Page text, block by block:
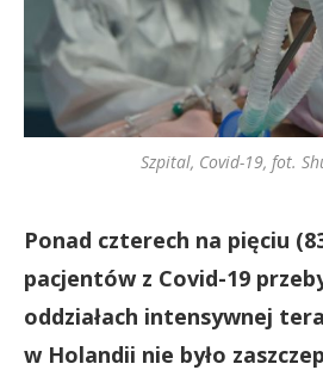
Szpital, Covid-19, fot.
Ponad czterech na pięciu
pacjentów z Covid-19
oddziałach intensywnej
w Holandii nie było